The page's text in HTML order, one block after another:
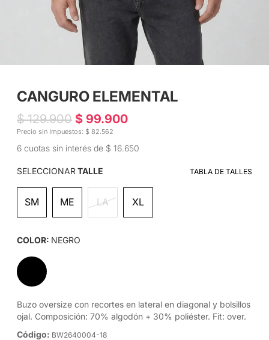
CANGURO ELEMENTAL
$ 129.900 $ 99.900
Precio sin Impuestos: $ 82.562
6 cuotas sin interés de $ 16.650
TABLA DE TALLES
SELECCIONARTALLE
SM ME LA XL
COLOR: NEGRO
Buzo oversize con recortes en lateral en diagonal y bolsillos
ojal. Composición: 70% algodón + 30% poliéster. Fit: over.
Código: BW2640004-18